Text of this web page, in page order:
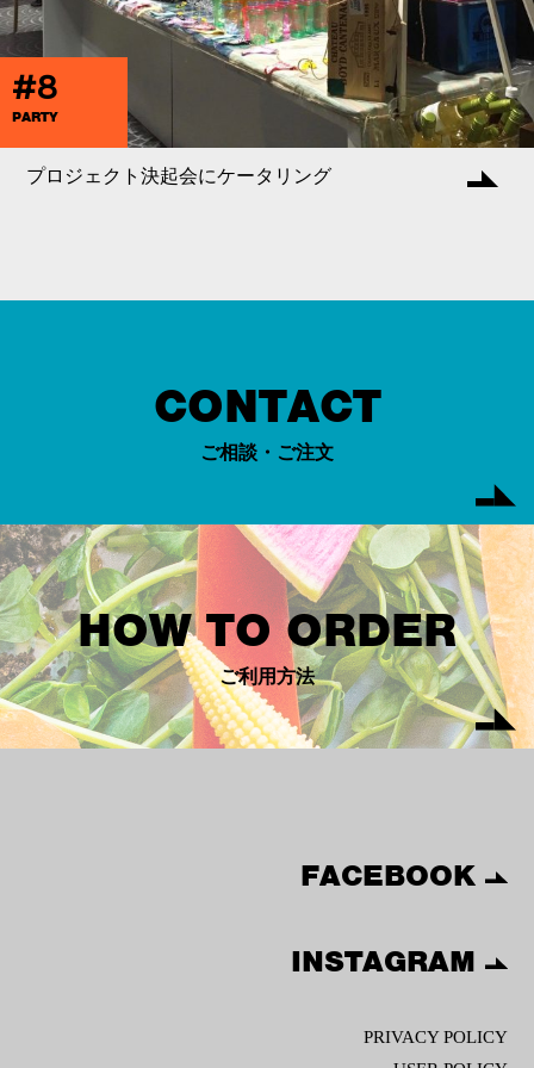
#8
PARTY
プロジェクト決起会にケータリング
CONTACT
ご相談・ご注文
HOW TO ORDER
ご利用方法
FACEBOOK
INSTAGRAM
PRIVACY POLICY